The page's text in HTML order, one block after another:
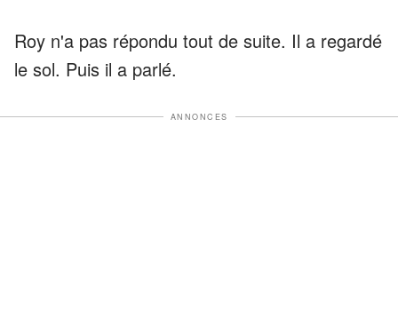
Roy n'a pas répondu tout de suite. Il a regardé
le sol. Puis il a parlé.
ANNONCES